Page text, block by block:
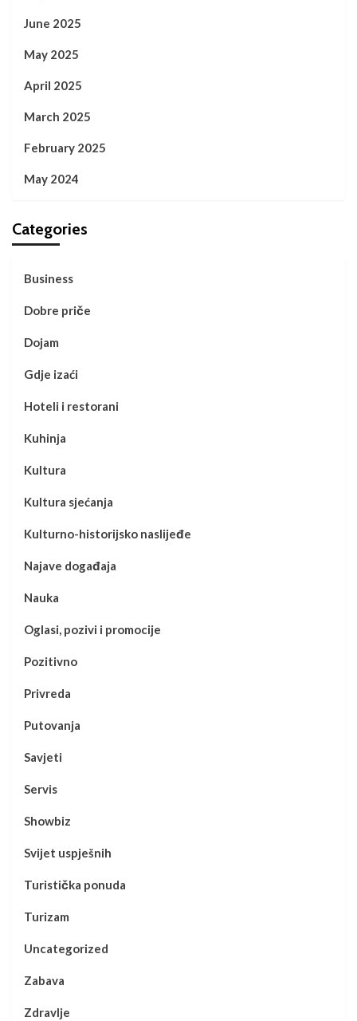
June 2025
May 2025
April 2025
March 2025
February 2025
May 2024
Categories
Business
Dobre priče
Dojam
Gdje izaći
Hoteli i restorani
Kuhinja
Kultura
Kultura sjećanja
Kulturno-historijsko naslijeđe
Najave događaja
Nauka
Oglasi, pozivi i promocije
Pozitivno
Privreda
Putovanja
Savjeti
Servis
Showbiz
Svijet uspješnih
Turistička ponuda
Turizam
Uncategorized
Zabava
Zdravlje